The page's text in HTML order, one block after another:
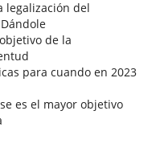
legalización del
de la
para cuando en 2023
es el mayor objetivo